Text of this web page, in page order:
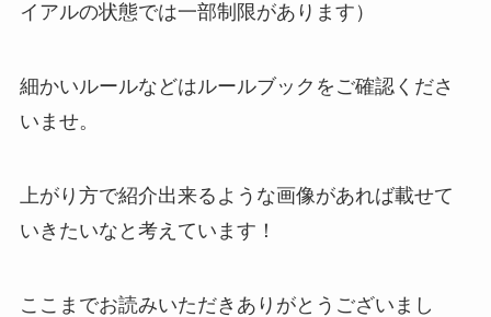
イアルの状態では一部制限があります）
細かいルールなどはルールブックをご確認くださ
いませ。
上がり方で紹介出来るような画像があれば載せて
いきたいなと考えています！
ここまでお読みいただきありがとうございまし